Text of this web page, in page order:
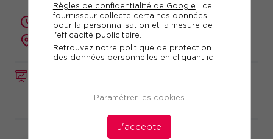
Règles de confidentialité de Google : ce
fournisseur collecte certaines données
pour la personnalisation et la mesure de
l'efficacité publicitaire.
Retrouvez notre politique de protection
des données personnelles en cliquant ici
Paramétrer les cookies
J'accepte
Télécharger le programme
1 jour (7 heures)
présentiel ou à distance